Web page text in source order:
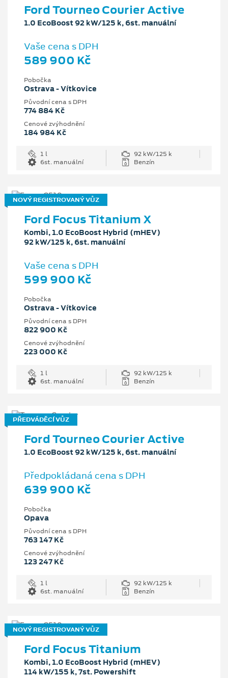
Ford Tourneo Courier Active
1.0 EcoBoost 92 kW/125 k, 6st. manuální
Vaše cena s DPH
589 900 Kč
Pobočka
Ostrava - Vítkovice
Původní cena s DPH
774 884 Kč
Cenové zvýhodnění
184 984 Kč
1 l
92 kW/125 k
6st. manuální
Benzín
NOVÝ REGISTROVANÝ VŮZ
Ford Focus Titanium X
Kombi, 1.0 EcoBoost Hybrid (mHEV)
92 kW/125 k, 6st. manuální
Vaše cena s DPH
599 900 Kč
Pobočka
Ostrava - Vítkovice
Původní cena s DPH
822 900 Kč
Cenové zvýhodnění
223 000 Kč
1 l
92 kW/125 k
6st. manuální
Benzín
PŘEDVÁDĚCÍ VŮZ
Ford Tourneo Courier Active
1.0 EcoBoost 92 kW/125 k, 6st. manuální
Předpokládaná cena s DPH
639 900 Kč
Pobočka
Opava
Původní cena s DPH
763 147 Kč
Cenové zvýhodnění
123 247 Kč
1 l
92 kW/125 k
6st. manuální
Benzín
NOVÝ REGISTROVANÝ VŮZ
Ford Focus Titanium
Kombi, 1.0 EcoBoost Hybrid (mHEV)
114 kW/155 k, 7st. Powershift